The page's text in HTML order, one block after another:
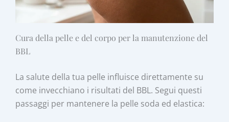
Cura della pelle e del corpo per la manutenzione del
BBL
La salute della tua pelle influisce direttamente su
come invecchiano i risultati del BBL. Segui questi
passaggi per mantenere la pelle soda ed elastica: